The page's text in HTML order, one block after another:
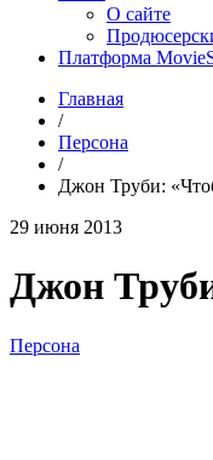
О сайте
Платформа
Главная
/
Персона
/
Джон Труби:
29 июня 2013
Джон
Персона